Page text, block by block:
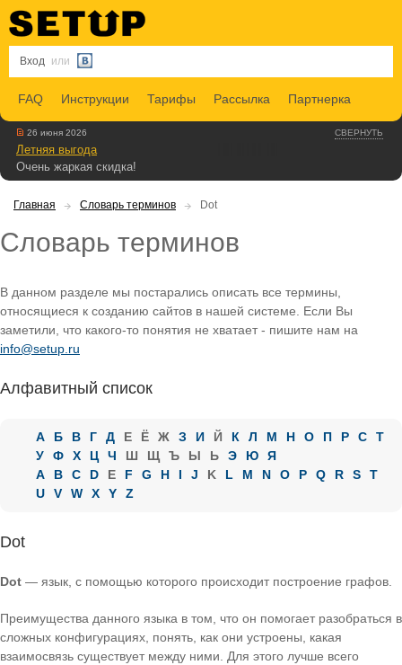
Вход или
FAQ Инструкции Тарифы Рассылка Партнерка
СВЕРНУТЬ
26 июня 2026
Летняя выгода
Очень жаркая скидка!
Главная Словарь терминов Dot
Словарь терминов
В данном разделе мы постарались описать все термины,
относящиеся к созданию сайтов в нашей системе. Если Вы
заметили, что какого-то понятия не хватает - пишите нам на
info@setup.ru
Алфавитный список
А Б В Г Д Е Ё Ж З И Й К Л М Н О П Р С
Т
У
Ф Х Ц Ч Ш Щ Ъ Ы Ь Э Ю
Я
A
B C D E F G H I J K L M N O P Q R S
T
U
V W X Y Z
Dot
Dot — язык, с помощью которого происходит построение графов.
Преимущества данного языка в том, что он помогает разобраться в
сложных конфигурациях, понять, как они устроены, какая
взаимосвязь существует между ними. Для этого лучше всего